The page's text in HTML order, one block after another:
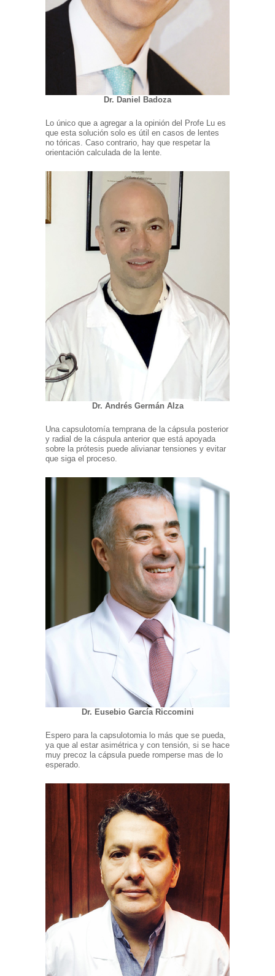
Dr. Daniel Badoza
Lo único que a agregar a la opinión del Profe Lu es
que esta solución solo es útil en casos de lentes
no tóricas. Caso contrario, hay que respetar la
orientación calculada de la lente.
Dr. Andrés Germán Alza
Una capsulotomía temprana de la cápsula posterior
y radial de la cáspula anterior que está apoyada
sobre la prótesis puede alivianar tensiones y evitar
que siga el proceso.
Dr. Eusebio García Riccomini
Espero para la capsulotomia lo más que se pueda,
ya que al estar asimétrica y con tensión, si se hace
muy precoz la cápsula puede romperse mas de lo
esperado.